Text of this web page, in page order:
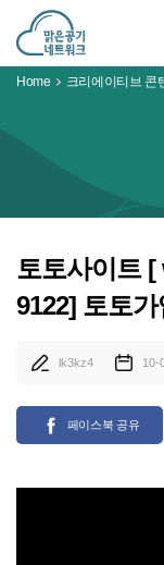
Home 크리에이티브 콘
토토사이트
9122] 토토가
lk3kz4
페이스북 공유